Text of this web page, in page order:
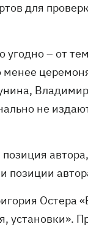
для
– от
не
позиции
Остера
установки».